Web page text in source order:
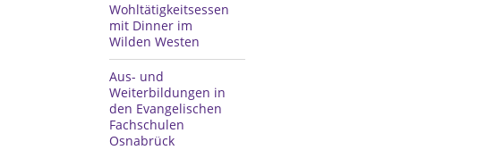
Wohltätigkeitsessen
mit Dinner im
Wilden Westen
Aus- und
Weiterbildungen in
den Evangelischen
Fachschulen
Osnabrück